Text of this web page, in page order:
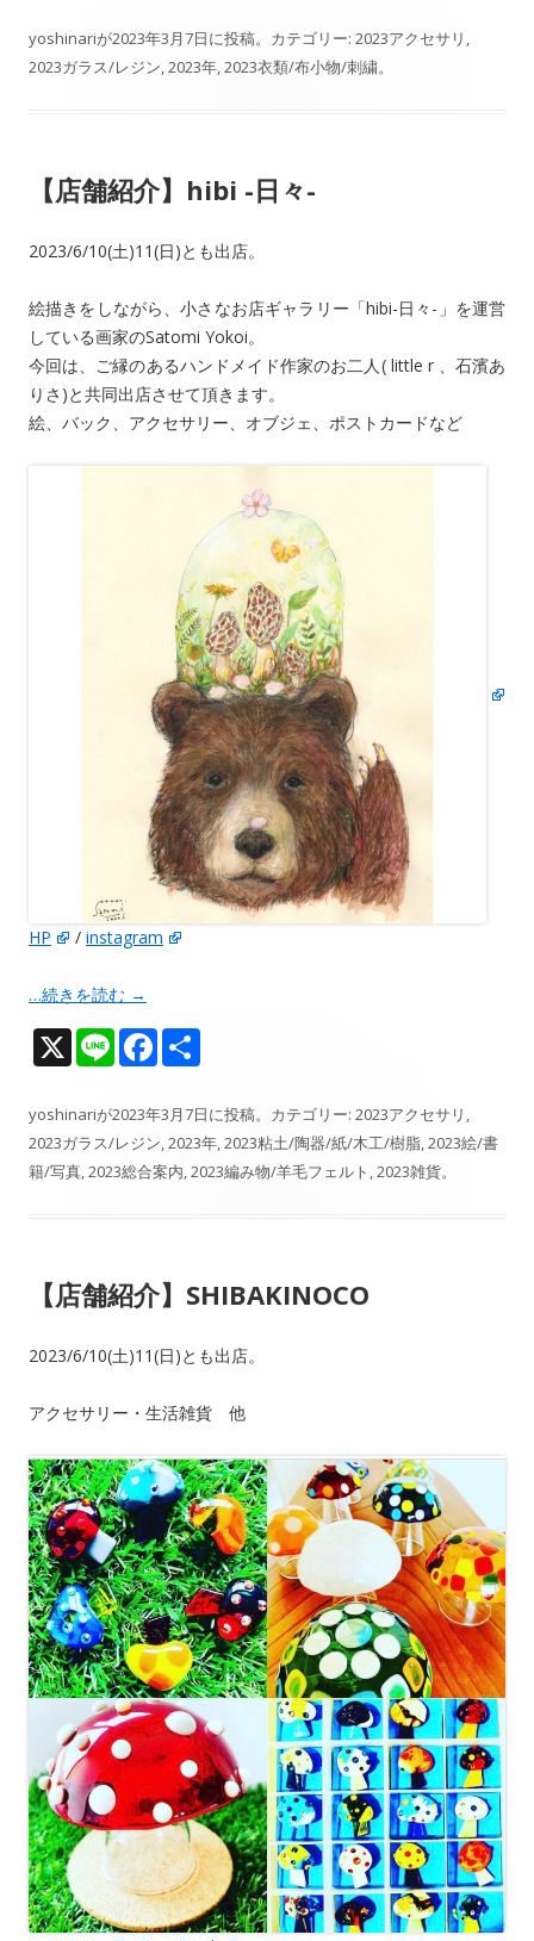
e e
b
k
yoshinariが2023年3月7日に投稿。カテゴリー: 2023アクセサリ ,
2023ガラス/レジン,2023年,2023衣類/布小物/刺繍。
【店舗紹介】hibi -日々-
2023/6/10(土)11(日)とも出店。
絵描きをしながら、小さなお店ギャラリー「hibi-日々-」を運営
している画家のSatomi Yokoi。
今回は、ご縁のあるハンドメイド作家のお二人( little r 、石濱あ
りさ)と共同出店させて頂きます。
絵、バック、アクセサリー、オブジェ、ポストカードなど
HP / instagram
…続きを読む →
X Li
e
F
e
b
k
yoshinariが2023年3月7日に投稿。カテゴリー: 2023アクセサリ ,
2023ガラス/レジン,2023年,2023粘土/陶器/紙/木工/樹脂,2023絵/書
籍/写真,2023総合案内,2023編み物/羊毛フェルト ,2023雑貨。
【店舗紹介】SHIBAKINOCO
2023/6/10(土)11(日)とも出店。
アクセサリー・生活雑貨 他